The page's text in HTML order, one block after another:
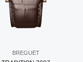
BREGUET